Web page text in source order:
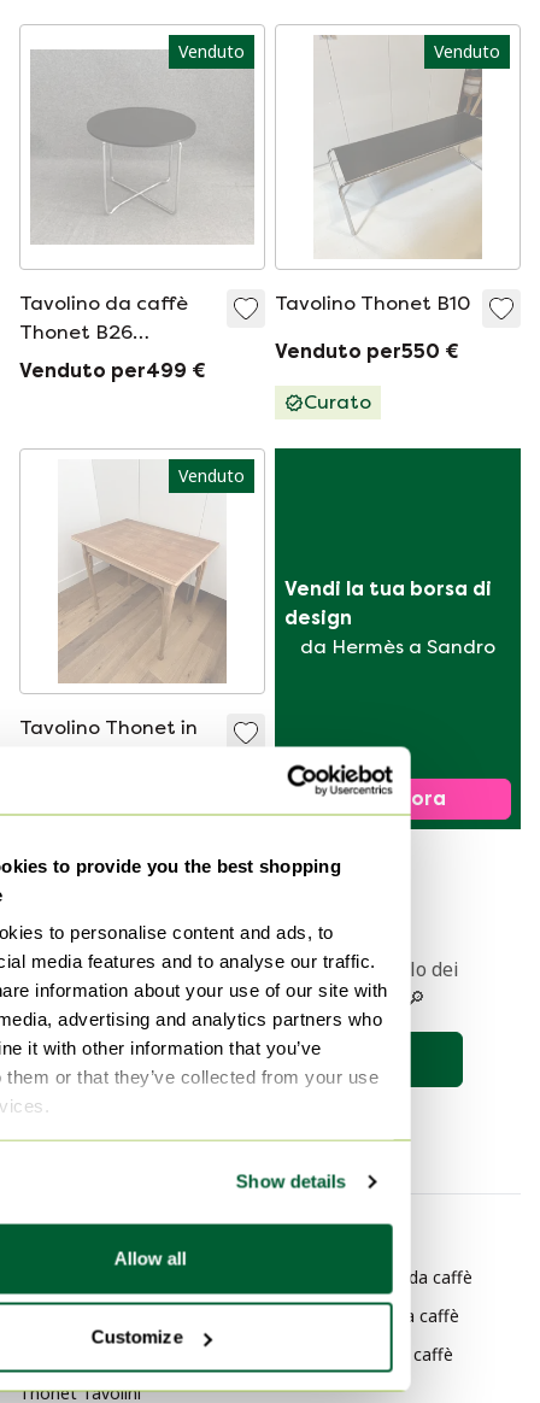
to provide you the best shopping
to personalise content and ads, to
media features and to analyse our traffic.
information about your use of our site with
advertising and analytics partners who
it with other information that you’ve
them or that they’ve collected from your use
Show details
Allow all
Customize
Venduto
Tavolino da caffè
Thonet B26
Bauhaus 1940 anni
&#39;40 e
metà secolo, loft,
art déco, vintage,
Venduto per499 €
Venduto
Tavolino Thonet B10
Venduto per550 €
Curato
Venduto
Tavolino Thonet in
Vendi la tua borsa di
design
da Hermès a Sandro
Vendi ora
Ricevere una notifica quando l'articolo dei
vostri sogni viene messo online 🔎
Salva la ricerca
Thonet Tavolini
Ahrend Tavolini da caffè
Arper Tavolini da caffè
Bulo Tavolini da caffè